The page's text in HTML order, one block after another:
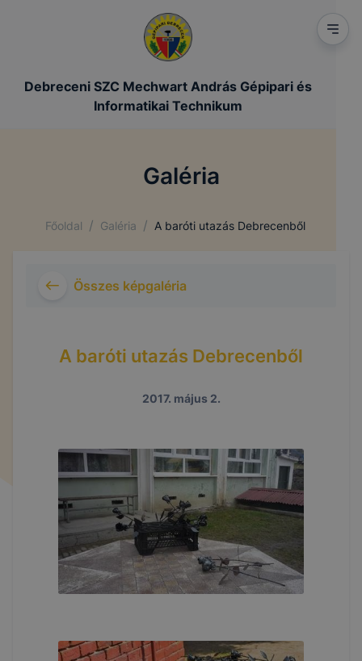
Debreceni SZC Mechwart András Gépipari és
Informatikai Technikum
Galéria
Főoldal / Galéria / A baróti utazás Debrecenből
Összes képgaléria
A baróti utazás Debrecenből
2017. május 2.